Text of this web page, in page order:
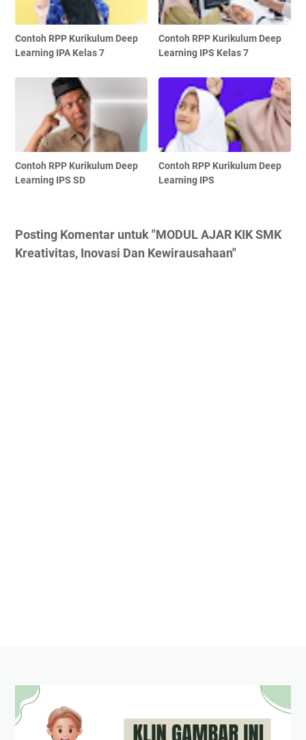
Contoh RPP Kurikulum Deep
Learning IPA Kelas 7
Contoh RPP Kurikulum Deep
Learning IPS Kelas 7
Contoh RPP Kurikulum Deep
Learning IPS SD
Contoh RPP Kurikulum Deep
Learning IPS
Posting Komentar untuk "MODUL AJAR KIK SMK
Kreativitas, Inovasi Dan Kewirausahaan"